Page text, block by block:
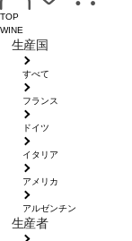
TOP
WINE
生産国
すべて
フランス
ドイツ
イタリア
アメリカ
アルゼンチン
生産者